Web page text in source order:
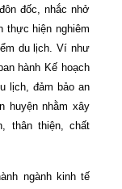
đốc, nhắc nhở
thực hiện nghiêm
du lịch. Ví như
hành Kế hoạch
lịch, đảm bảo an
huyện nhằm xây
thân thiện, chất
ngành kinh tế